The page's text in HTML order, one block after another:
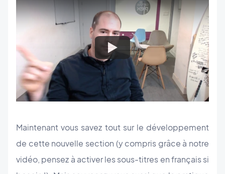
Maintenant vous savez tout sur le développement
de cette nouvelle section (y compris grâce à notre
vidéo, pensez à activer les sous-titres en français si